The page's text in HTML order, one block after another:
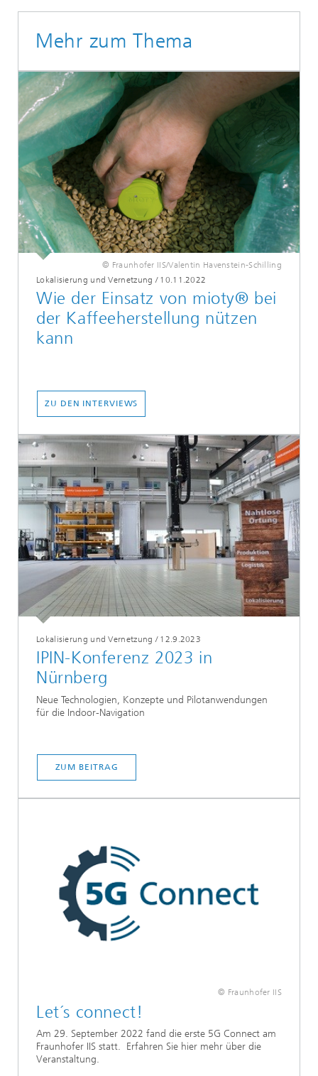
Mehr zum Thema
© Fraunhofer IIS/Valentin Havenstein-Schilling
Lokalisierung und Vernetzung / 10.11.2022
Wie der Einsatz von mioty® bei
der Kaffeeherstellung nützen
kann
ZU DEN INTERVIEWS
Lokalisierung und Vernetzung / 12.9.2023
IPIN-Konferenz 2023 in
Nürnberg
Neue Technologien, Konzepte und Pilotanwendungen
für die Indoor-Navigation
ZUM BEITRAG
© Fraunhofer IIS
Let´s connect!
Am 29. September 2022 fand die erste 5G Connect am
Fraunhofer IIS statt. Erfahren Sie hier mehr über die
Veranstaltung.